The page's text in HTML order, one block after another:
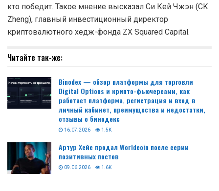
кто победит. Такое мнение высказал Си Кей Чжэн (CK
Zheng), главный инвестиционный директор
криптовалютного хедж-фонда ZX Squared Capital.
Читайте так-же:
Binodex — обзор платформы для торговли
Digital Options и крипто-фьючерсами, как
работает платформа, регистрация и вход в
личный кабинет, преимущества и недостатки,
отзывы о бинодекс
16.07.2026 1.5K
Артур Хейс продал Worldcoin после серии
позитивных постов
09.06.2026 1.6K